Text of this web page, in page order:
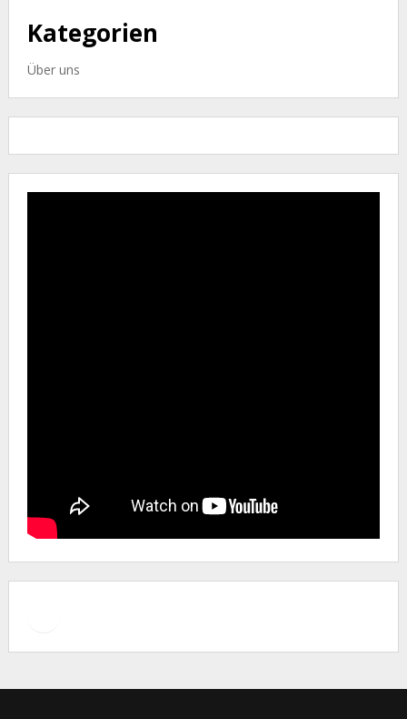
Kategorien
Über uns